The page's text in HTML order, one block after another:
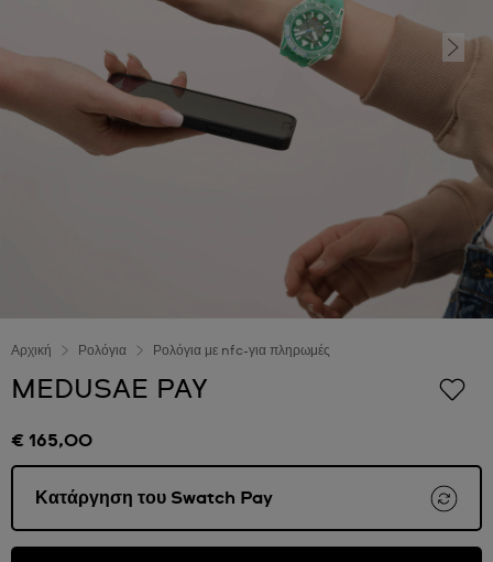
Αρχική Ρολόγια Ρολόγια με nfc-για πληρωμές
MEDUSAE PAY
€ 165,00
Κατάργηση του Swatch Pay